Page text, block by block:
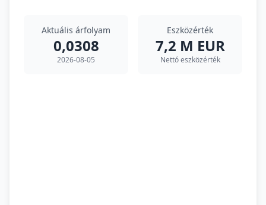
Aktuális árfolyam
0,0308
2026-08-05
Eszközérték
7,2 M EUR
Nettó eszközérték